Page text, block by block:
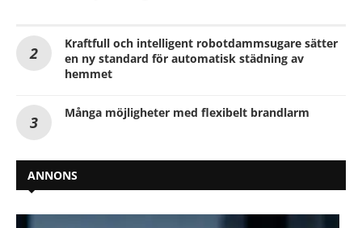
Kraftfull och intelligent robotdammsugare sätter
en ny standard för automatisk städning av
hemmet
Många möjligheter med flexibelt brandlarm
ANNONS